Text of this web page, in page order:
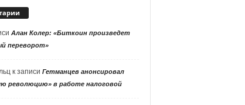
Алан Колер: «Биткоин произведет
переворот»
к записи Гетманцев анонсировал
революцию» в работе налоговой